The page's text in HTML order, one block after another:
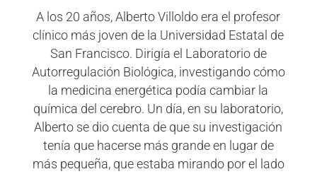
A los 20 años, Alberto Villoldo era el profesor
clínico más joven de la Universidad Estatal de
San Francisco. Dirigía el Laboratorio de
Autorregulación Biológica, investigando cómo
la medicina energética podía cambiar la
química del cerebro. Un día, en su laboratorio,
Alberto se dio cuenta de que su investigación
tenía que hacerse más grande en lugar de
más pequeña, que estaba mirando por el lado